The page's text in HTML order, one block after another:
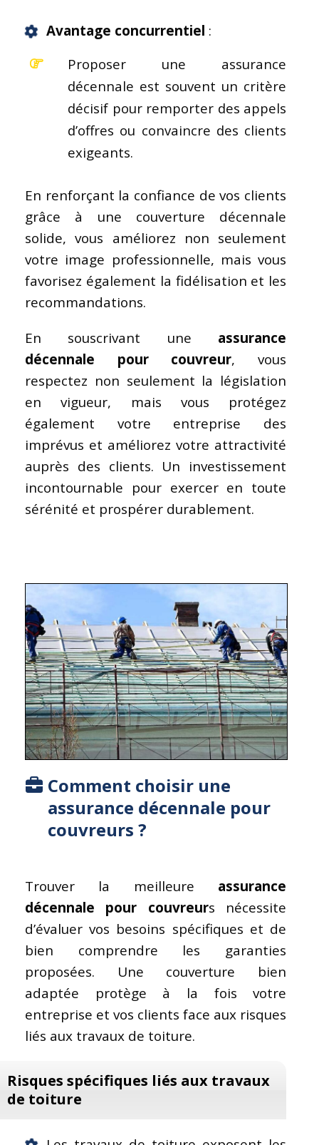
Avantage concurrentiel :
Proposer une assurance
décennale est souvent un critère
décisif pour remporter des appels
d’offres ou convaincre des clients
exigeants.
En renforçant la confiance de vos clients
grâce à une couverture décennale
solide, vous améliorez non seulement
votre image professionnelle, mais vous
favorisez également la fidélisation et les
recommandations.
En souscrivant une assurance
décennale pour couvreur, vous
respectez non seulement la législation
en vigueur, mais vous protégez
également votre entreprise des
imprévus et améliorez votre attractivité
auprès des clients. Un investissement
incontournable pour exercer en toute
sérénité et prospérer durablement.
Comment choisir une
assurance décennale pour
couvreurs ?
Trouver la meilleure assurance
décennale pour couvreurs nécessite
d’évaluer vos besoins spécifiques et de
bien comprendre les garanties
proposées. Une couverture bien
adaptée protège à la fois votre
entreprise et vos clients face aux risques
liés aux travaux de toiture.
Risques spécifiques liés aux travaux
de toiture